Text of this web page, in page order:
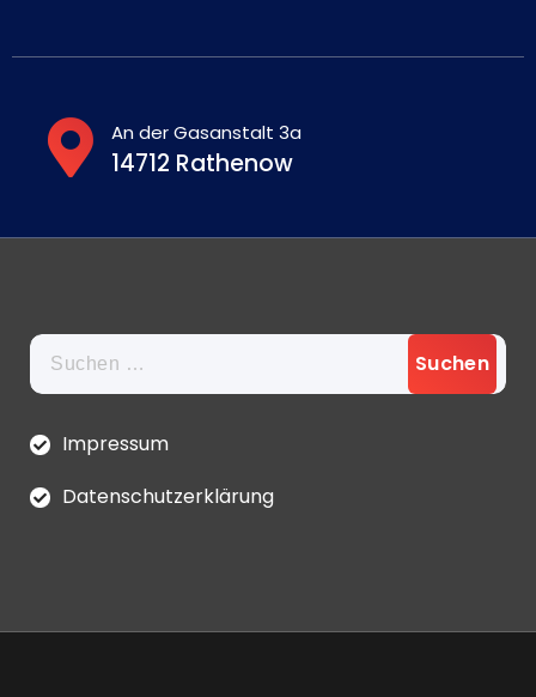
An der Gasanstalt 3a
14712 Rathenow
Suchen
nach:
Impressum
Datenschutzerklärung